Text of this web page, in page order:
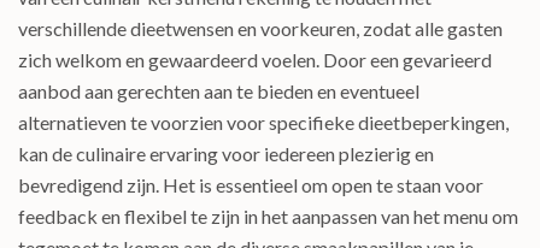
verschillende dieetwensen en voorkeuren, zodat alle gasten
zich welkom en gewaardeerd voelen. Door een gevarieerd
aanbod aan gerechten aan te bieden en eventueel
alternatieven te voorzien voor specifieke dieetbeperkingen,
kan de culinaire ervaring voor iedereen plezierig en
bevredigend zijn. Het is essentieel om open te staan voor
feedback en flexibel te zijn in het aanpassen van het menu om